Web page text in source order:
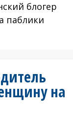
блогер
паблики
на